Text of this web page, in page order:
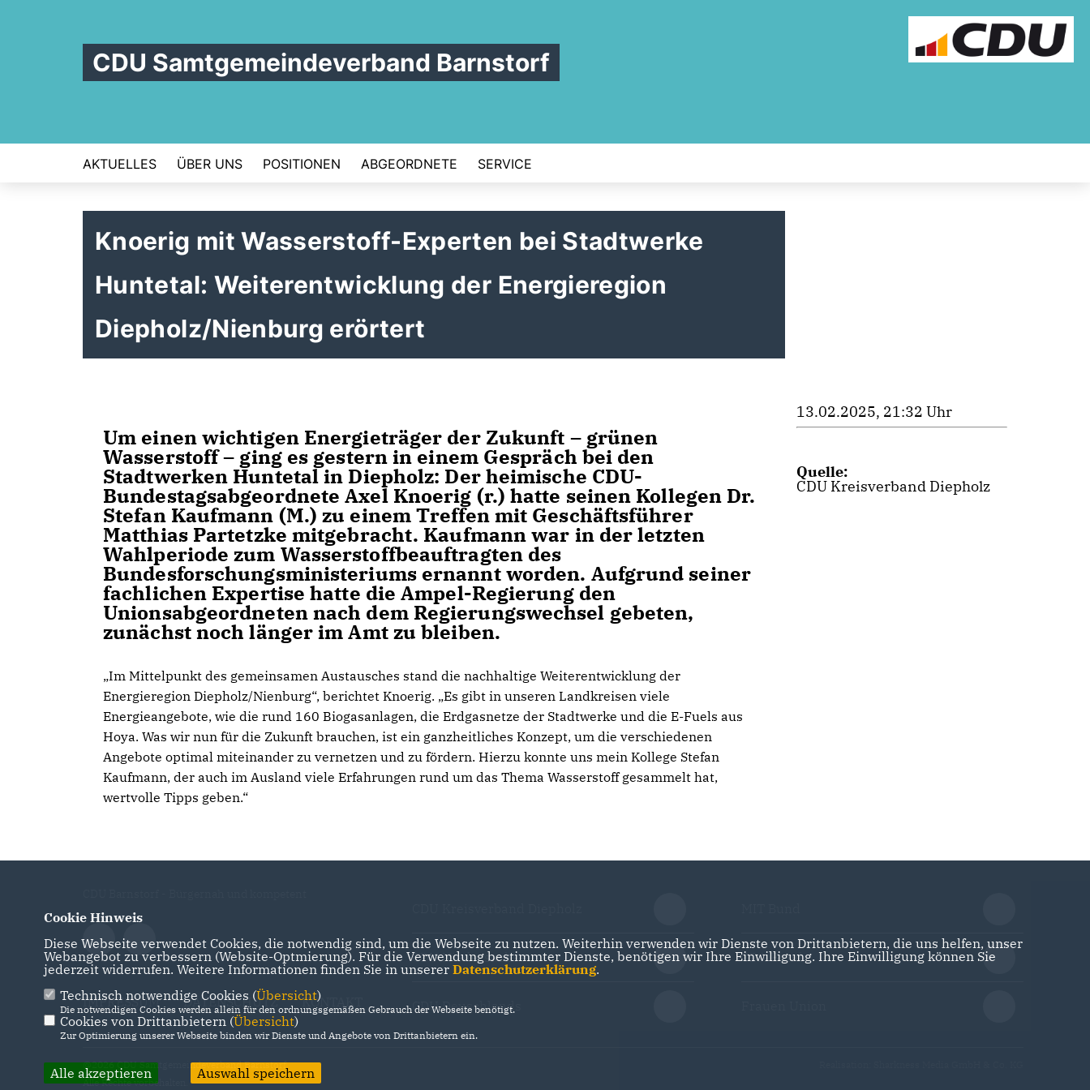
CDU Samtgemeindeverband Barnstorf
AKTUELLES ÜBER UNS POSITIONEN ABGEORDNETE SERVICE
Knoerig mit Wasserstoff-Experten bei Stadtwerke
Huntetal: Weiterentwicklung der Energieregion
Diepholz/Nienburg erörtert
Um einen wichtigen Energieträger der Zukunft – grünen
Wasserstoff – ging es gestern in einem Gespräch bei den
Stadtwerken Huntetal in Diepholz: Der heimische CDU-
Bundestagsabgeordnete Axel Knoerig (r.) hatte seinen Kollegen Dr.
Stefan Kaufmann (M.) zu einem Treffen mit Geschäftsführer
Matthias Partetzke mitgebracht. Kaufmann war in der letzten
Wahlperiode zum Wasserstoffbeauftragten des
Bundesforschungsministeriums ernannt worden. Aufgrund seiner
fachlichen Expertise hatte die Ampel-Regierung den
Unionsabgeordneten nach dem Regierungswechsel gebeten,
zunächst noch länger im Amt zu bleiben.
Im Mittelpunkt des gemeinsamen Austausches stand die nachhaltige Weiterentwicklung der
Energieregion Diepholz/Nienburg“, berichtet Knoerig. „Es gibt in unseren Landkreisen viele
Energieangebote, wie die rund 160 Biogasanlagen, die Erdgasnetze der Stadtwerke und die E-Fuels aus
Hoya. Was wir nun für die Zukunft brauchen, ist ein ganzheitliches Konzept, um die verschiedenen
Angebote optimal miteinander zu vernetzen und zu fördern. Hierzu konnte uns mein Kollege Stefan
Kaufmann, der auch im Ausland viele Erfahrungen rund um das Thema Wasserstoff gesammelt hat,
wertvolle Tipps geben.“
13.02.2025, 21:32 Uhr
Quelle:
CDU Kreisverband Diepholz
IMPRESSUM DATENSCHUTZ KONTAKT
CDU Niedersachsen
CDU Deuschlands
CDA Bund
@2026 CDU Samtgemeindeverband Barnstorf
Alle Rechte vorbehalten.
Cookie Hinweis
Diese Webseite verwendet Cookies, die notwendig sind, um die Webseite zu nutzen. Weiterhin verwenden wir Dienste von Drittanbietern, die uns helfen, unser
Webangebot zu verbessern (Website-Optmierung). Für die Verwendung bestimmter Dienste, benötigen wir Ihre Einwilligung. Ihre Einwilligung können Sie
jederzeit widerrufen. Weitere Informationen finden Sie in unserer Datenschutzerklärung.
Technisch notwendige Cookies (Übersicht)
Die notwendigen Cookies werden allein für den ordnungsgemäßen Gebrauch der Webseite benötigt.
Cookies von Drittanbietern (Übersicht)
Zur Optimierung unserer Webseite binden wir Dienste und Angebote von Drittanbietern ein.
Alle akzeptieren Auswahl speichern